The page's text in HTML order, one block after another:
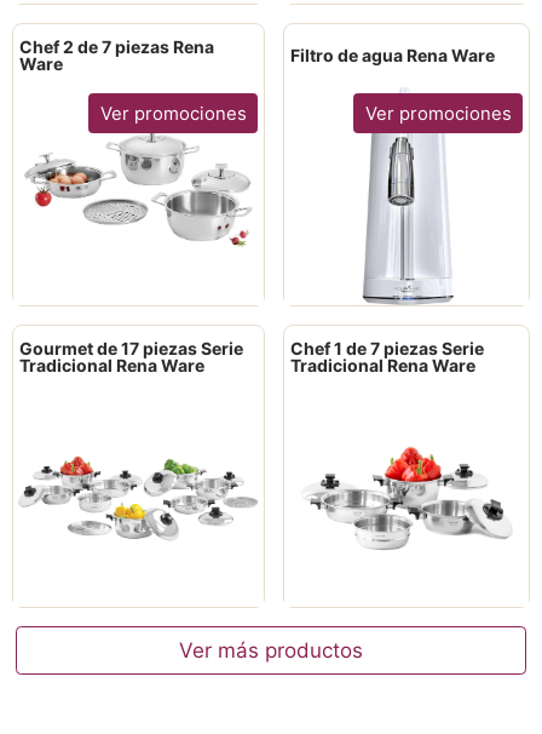
Chef 2 de 7 piezas Rena
Ware
Ver promociones
Filtro de agua Rena Ware
Ver promociones
Gourmet de 17 piezas Serie
Tradicional Rena Ware
Chef 1 de 7 piezas Serie
Tradicional Rena Ware
Ver más productos